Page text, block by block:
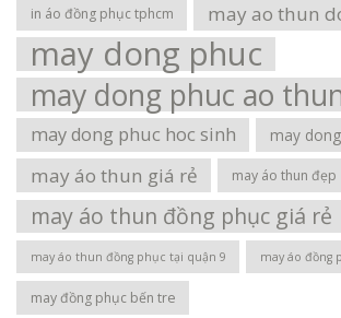
in áo đồng phục tphcm may ao thun
may dong phuc
may dong phuc ao
may dong phuc hoc sinh may
may áo thun giá rẻ may áo thun đẹp
may áo thun đồng phục giá rẻ
may áo thun đồng phục tại quận 9 may áo đồng
may đồng phục bến tre